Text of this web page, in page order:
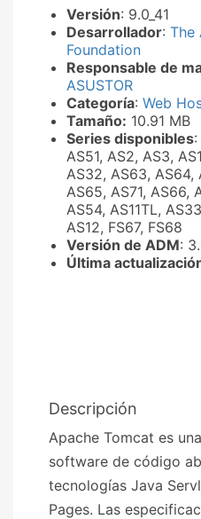
Versión: 9.0_41
Desarrollador: The
Foundation
Responsable de
ASUSTOR
Categoría: Web
Tamaño: 10.91 MB
Series disponibles
AS51, AS2, AS3,
AS32, AS63, AS64,
AS65, AS71, AS66,
AS54, AS11TL,
AS12, FS67, FS68
Versión de ADM:
Última
Descripción
Apache Tomcat es
software de código
tecnologías Java
Pages. Las